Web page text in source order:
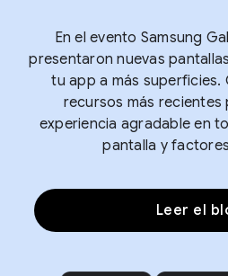
En el evento Samsung
presentaron nuevas
tu app a más superficies.
recursos más recientes
experiencia agradable en
pantalla y
Leer el